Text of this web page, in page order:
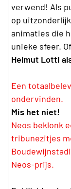
verwend! Als
op
animaties die
unieke sfeer.
Helmut Lotti
Een
ondervinden.
Mis het niet!
Neos beklonk
tribunezitjes
Neos-prijs.